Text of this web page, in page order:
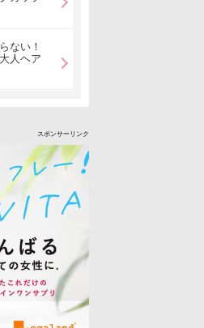
ない！
人ヘア
スポンサーリンク